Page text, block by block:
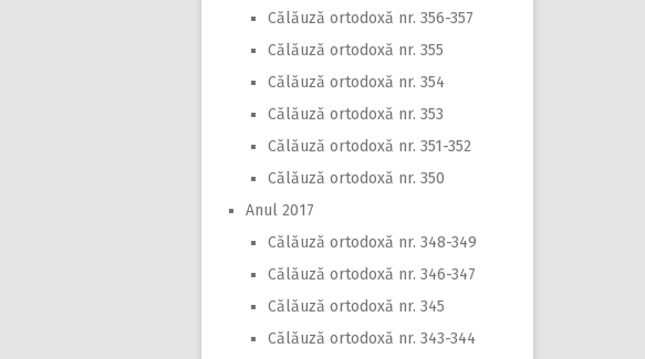
Călăuză ortodoxă nr. 356-357
Călăuză ortodoxă nr. 355
Călăuză ortodoxă nr. 354
Călăuză ortodoxă nr. 353
Călăuză ortodoxă nr. 351-352
Călăuză ortodoxă nr. 350
Anul 2017
Călăuză ortodoxă nr. 348-349
Călăuză ortodoxă nr. 346-347
Călăuză ortodoxă nr. 345
Călăuză ortodoxă nr. 343-344